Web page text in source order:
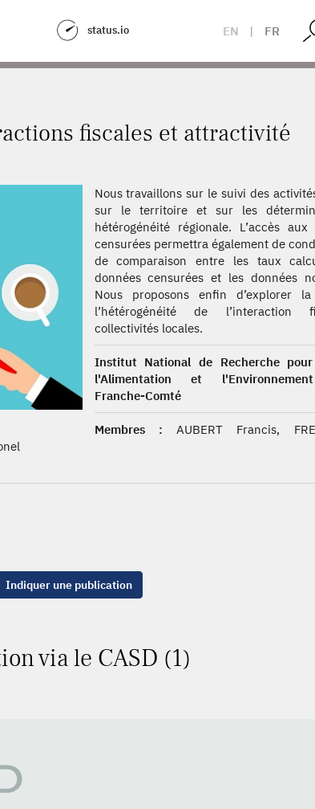
status.io EN | FR
fiscales et attractivité
Nous travaillons sur le suivi des
sur le territoire et sur les
hétérogénéité régionale. L’accès
censurées permettra également de
de comparaison entre les taux
données censurées et les données
Nous proposons enfin d’explorer
l’hétérogénéité de l’interaction
collectivités locales.
Institut National de Recherche
l'Alimentation et
Franche-Comté
Membres : AUBERT Francis,
Indiquer une publication
via le CASD (1)